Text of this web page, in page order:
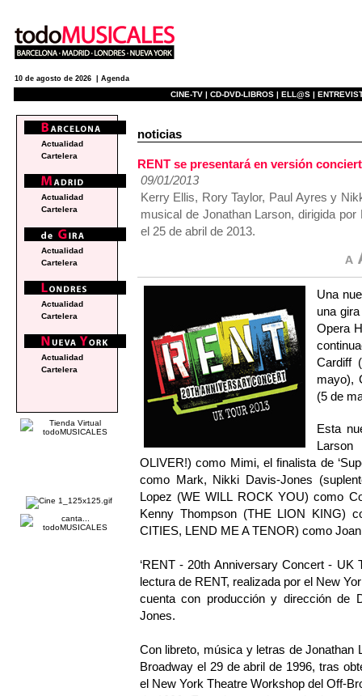
10 de agosto de 2026 | Agenda
CINE-TV | CD-DVD-LIBROS | ELL@S |
noticias
RENT se presentará en versión
09/01/2013
Kerry Ellis, Rory Taylor, Paul Ayres y
musical de Jonathan Larson, dirigida
el 25 de abril de 2013.
Una
una
Opera
Cardiff
mayo),
(5 de
Esta
OLIVER!) como Mimi, el finalista de
como Mark, Nikki Davis-Jones
Lopez (WE WILL ROCK YOU) como
Kenny Thompson (THE LION KING)
CITIES, LEND ME A TENOR) como
‘RENT - 20th Anniversary Concert - UK
lectura de RENT, realizada por el New
cuenta con producción y dirección de
Jones.
Con libreto, música y letras de Jonathan
Broadway el 29 de abril de 1996, tras
el New York Theatre Workshop del Off-
Actualidad
Cartelera
Actualidad
Cartelera
Actualidad
Cartelera
Actualidad
Cartelera
Actualidad
Cartelera